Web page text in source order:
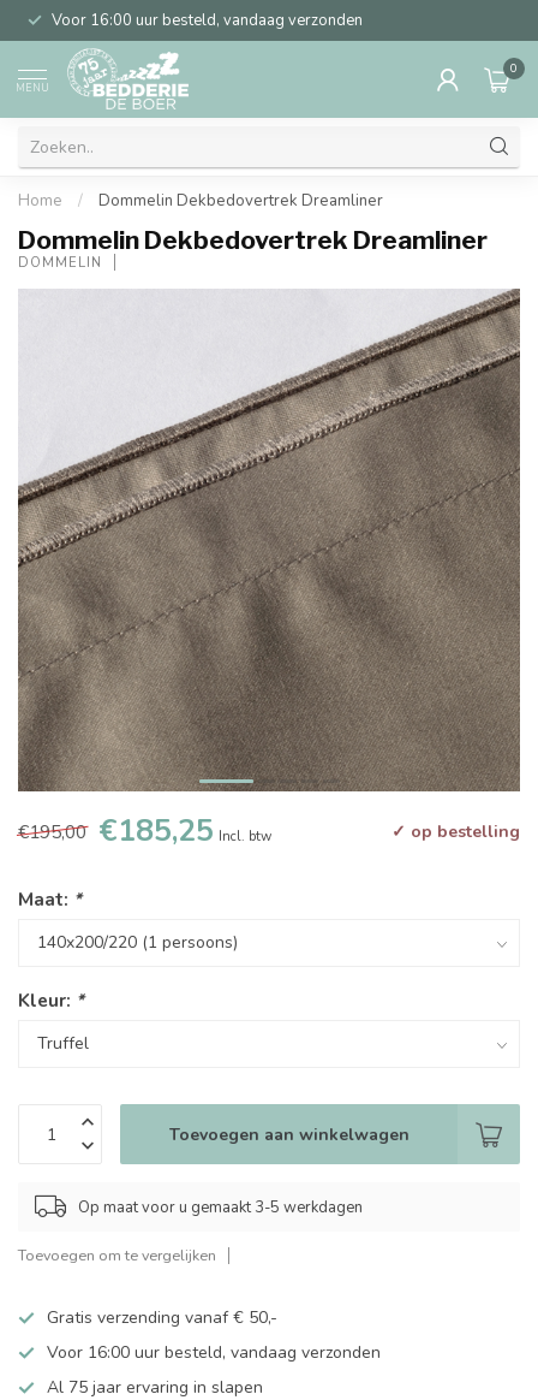
Voor 16:00 uur besteld, vandaag verzonden
MENU
0
Home / Dommelin Dekbedovertrek Dreamliner
Dommelin Dekbedovertrek Dreamliner
DOMMELIN
€195,00 €185,25 Incl. btw ✓ op bestelling
Maat: *
Kleur: *
Toevoegen aan winkelwagen
Op maat voor u gemaakt 3-5 werkdagen
Toevoegen om te vergelijken
Gratis verzending vanaf € 50,-
Voor 16:00 uur besteld, vandaag verzonden
Al 75 jaar ervaring in slapen